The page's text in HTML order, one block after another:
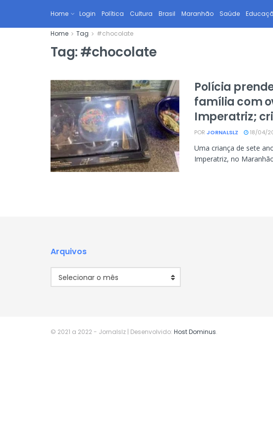
Home Login Política Cultura Brasil Maranhão Saúde
Home Tag #chocolate
Tag:#chocolate
Polícia
família com
Imperatriz;
POR JORNALSLZ 18/04/
Uma criança de sete
Imperatriz, no
Arquivos
Selecionar o mês
© 2021 a 2022 - Jornalslz | Desenvolvido: Host Dominus.